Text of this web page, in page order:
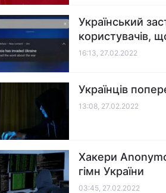
Український
користувачів,
16:13, 27.02.2022
Українців
13:08, 27.02.2022
Хакери
гімн України
03:45, 27.02.2022